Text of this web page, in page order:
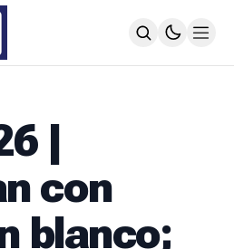
|
con
blanco;